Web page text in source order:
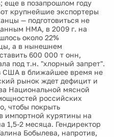
еще в позапрошлом году
крупнейшие экспортеры
— подготовиться не
НМА, в 2009 г. на
около 22%
а в нынешнем
600 000 т онн,
под т.н. "хлорный запрет".
США в ближайшее время не
рынок ждет дефицит и
Национальной мясной
российских
чтобы покрыть
импортной курятины на
1,5-2 месяца. Гендиректор
Бобылева, напротив,